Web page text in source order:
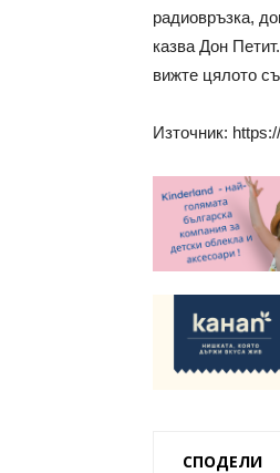
радиовръзка,
казва Дон
вижте цялото
Източник:
СПОДЕЛИ